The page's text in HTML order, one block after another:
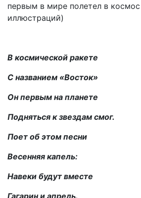
первым в мире полетел в космос
иллюстраций)
В космической ракете
С названием «Восток»
Он первым на планете
Подняться к звездам смог.
Поет об этом песни
Весенняя капель:
Навеки будут вместе